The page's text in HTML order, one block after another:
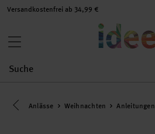
Versandkostenfrei ab 34,99 €
Eine Kategorie zurück navigieren
Anlässe Weihnachten Anleitungen